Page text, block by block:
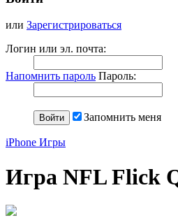
или Зарегистрироваться
Логин или эл. почта:
Напомнить пароль Пароль:
Запомнить меня
iPhone Игры
Игра NFL Flick